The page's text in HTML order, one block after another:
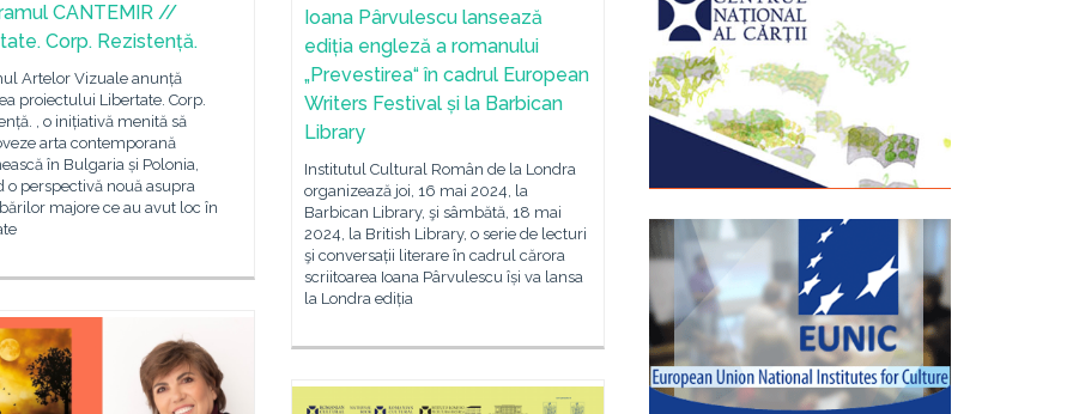
CANTEMIR //
Corp. Rezistență.
Artelor Vizuale anunță
proiectului Libertate. Corp.
, o inițiativă menită să
arta contemporană
în Bulgaria și Polonia,
o perspectivă nouă asupra
majore ce au avut loc în
Ioana Pârvulescu lansează
ediția engleză a romanului
„Prevestirea“ în cadrul European
Writers Festival și la Barbican
Library
Institutul Cultural Român de la Londra
organizează joi, 16 mai 2024, la
Barbican Library, şi sâmbătă, 18 mai
2024, la British Library, o serie de lecturi
şi conversații literare în cadrul cărora
scriitoarea Ioana Pârvulescu își va lansa
la Londra ediția